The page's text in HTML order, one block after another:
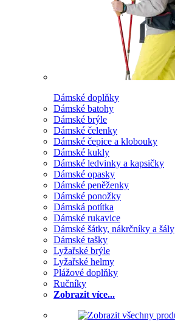
Dámské doplňky
Dámské batohy
Dámské brýle
Dámské čelenky
Dámské čepice a klobouky
Dámské kukly
Dámské ledvinky a kapsičky
Dámské opasky
Dámské peněženky
Dámské ponožky
Dámská potítka
Dámské rukavice
Dámské šátky, nákrčníky a šály
Dámské tašky
Lyžařské brýle
Lyžařské helmy
Plážové doplňky
Ručníky
Zobrazit více...